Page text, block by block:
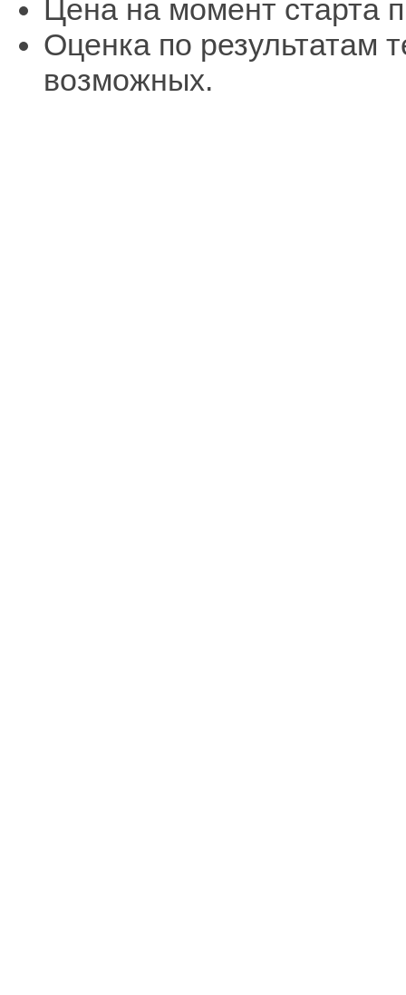
Цена на момент старта
Оценка по результатам
возможных.